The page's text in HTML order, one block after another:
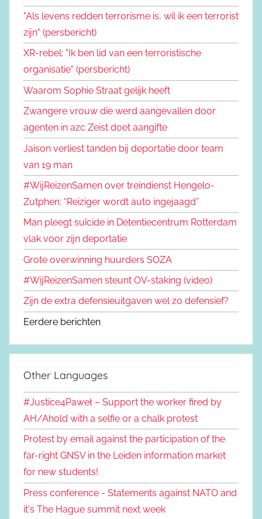
"Als levens redden terrorisme is, wil ik een terrorist
zijn" (persbericht)
XR-rebel: "Ik ben lid van een terroristische
organisatie" (persbericht)
Waarom Sophie Straat gelijk heeft
Zwangere vrouw die werd aangevallen door
agenten in azc Zeist doet aangifte
Jaison verliest tanden bij deportatie door team
van 19 man
#WijReizenSamen over treindienst Hengelo-
Zutphen: “Reiziger wordt auto ingejaagd”
Man pleegt suïcide in Detentiecentrum Rotterdam
vlak voor zijn deportatie
Grote overwinning huurders SOZA
#WijReizenSamen steunt OV-staking (video)
Zijn de extra defensieuitgaven wel zo defensief?
Eerdere berichten
Other Languages
#Justice4Paweł – Support the worker fired by
AH/Ahold with a selfie or a chalk protest
Protest by email against the participation of the
far-right GNSV in the Leiden information market
for new students!
Press conference - Statements against NATO and
it's The Hague summit next week